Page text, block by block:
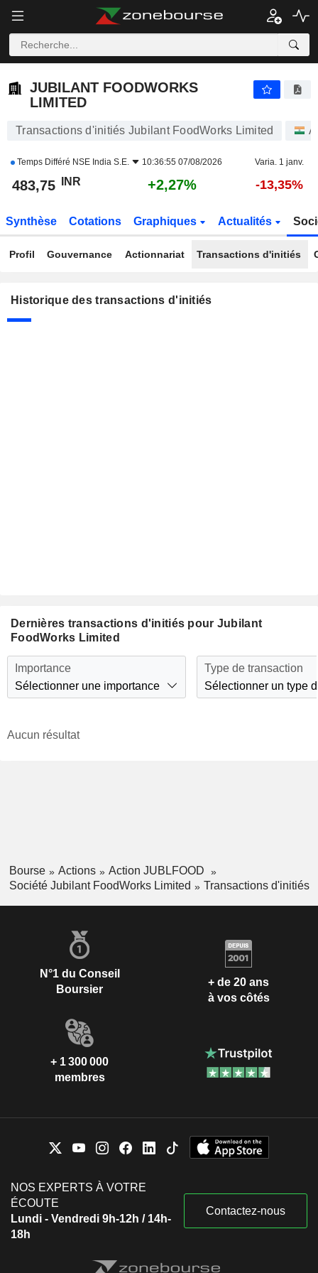
JUBILANT FOODWORKS
LIMITED
Transactions d'initiés Jubilant FoodWorks Limited
Temps Différé NSE India S.E. 10:36:55 07/08/2026 Varia. 1 janv.
483,75 INR +2,27% -13,35%
Synthèse Cotations Graphiques Actualités
Profil Gouvernance Actionnariat Transactions d'initiés
Historique des transactions d'initiés
Dernières transactions d'initiés pour Jubilant
FoodWorks Limited
Importance
Sélectionner une importance
Type de transaction
Sélectionner un type
Aucun résultat
Bourse Actions
Action JUBLFOOD
Société Jubilant FoodWorks Limited
Transactions d'initiés
N°1 du Conseil
Boursier
+ de 20 ans
à vos côtés
+ 1 300 000
membres
NOS EXPERTS À VOTRE
ÉCOUTE
Lundi - Vendredi 9h-12h / 14h-
18h
Contactez-nous